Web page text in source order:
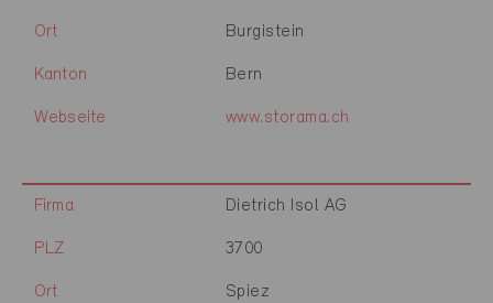
Ort Burgistein
Kanton Bern
Webseite www.storama.ch
Firma Dietrich Isol AG
PLZ 3700
Ort Spiez